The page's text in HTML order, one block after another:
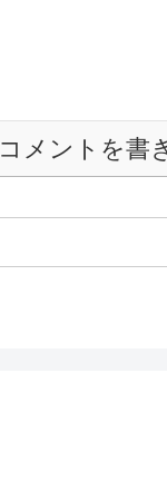
コメントを書